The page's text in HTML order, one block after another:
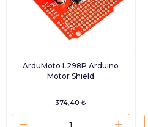
ArduMoto L298P Arduino
Motor Shield
374,40 ₺